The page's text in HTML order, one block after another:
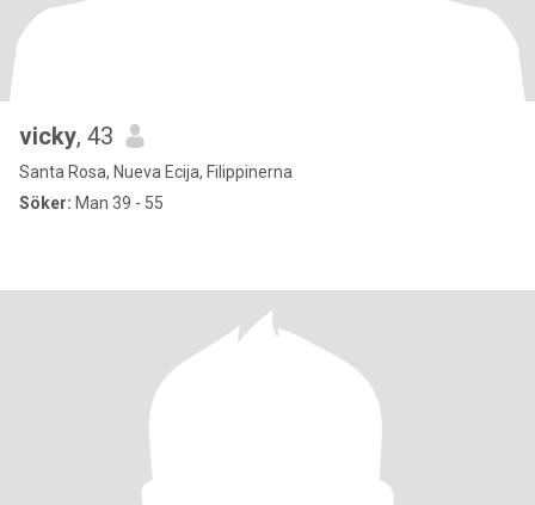
vicky, 43
Santa Rosa, Nueva Ecija, Filippinerna
Söker: Man 39 - 55